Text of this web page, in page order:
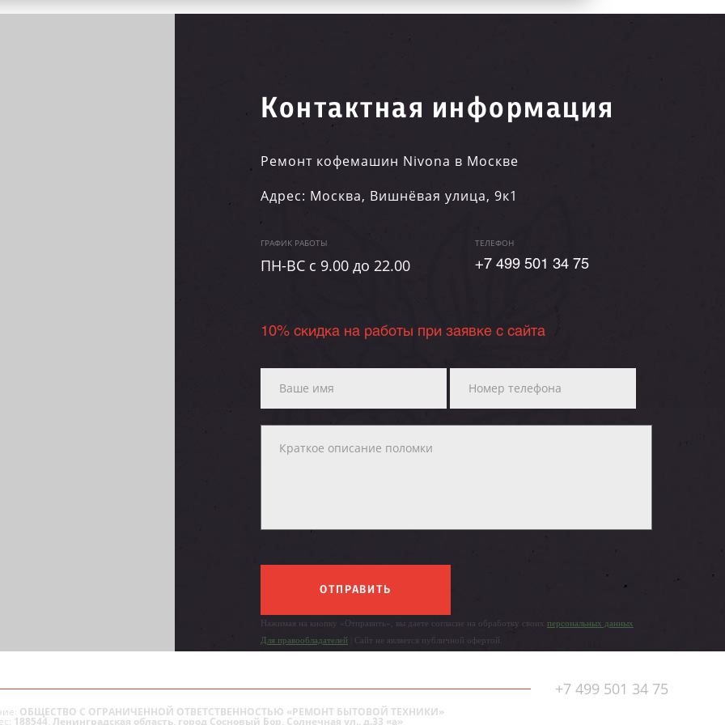
Контактная информация
Ремонт кофемашин Nivona в Москве
Адрес: Москва, Вишнёвая улица, 9к1
ГРАФИК РАБОТЫ
ПН-ВC c 9.00 до 22.00
ТЕЛЕФОН
+7 499 501 34 75
10% скидка на работы при заявке с сайта
ОТПРАВИТЬ
Нажимая на кнопку «Отправить», вы даете согласие на обработку своих персональных данных
Для правообладателей | Сайт не является публичной офертой.
+7 499 501 34 75
ОБЩЕСТВО С ОГРАНИЧЕННОЙ ОТВЕТСТВЕННОСТЬЮ «РЕМОНТ БЫТОВОЙ ТЕХНИКИ»
188544, Ленинградская область, город Сосновый Бор, Солнечная ул., д.33 «а»